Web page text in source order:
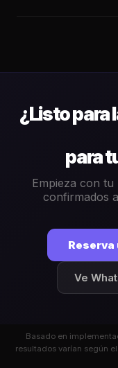
¿Listo para
para
Empieza con tu
confirmados
Reserva
Ve
Basado en
resultados varían según